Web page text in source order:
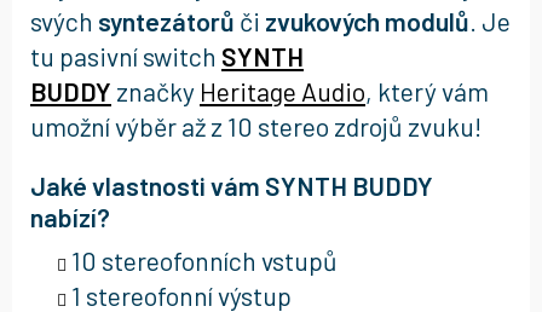
svých syntezátorů či zvukových modulů . Je
tu pasivní switch SYNTH
BUDDY značky Heritage Audio, který vám
umožní výběr až z 10 stereo zdrojů zvuku!
Jaké vlastnosti vám SYNTH BUDDY
nabízí?
10 stereofonních vstupů
1 stereofonní výstup